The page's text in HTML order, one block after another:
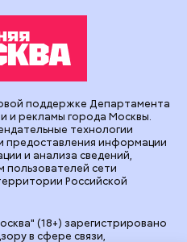
(18+) зарегистрировано
в сфере связи,
поддержке Департамента
и рекламы города Москвы.
технологии
предоставления информации
и анализа сведений,
пользователей сети
Российской